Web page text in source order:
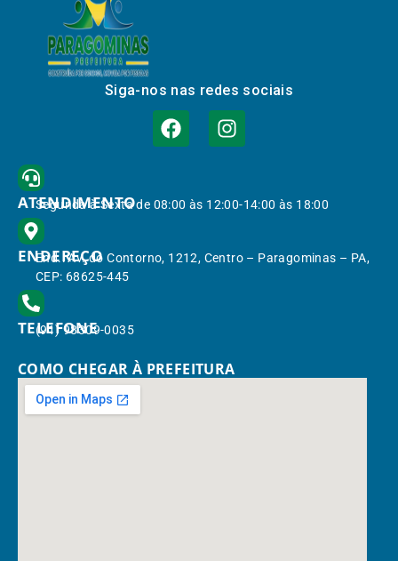
Siga-nos nas redes sociais
ATENDIMENTO
Segunda à Sexta de 08:00 às 12:00-14:00 às 18:00
ENDEREÇO
End.: Av. do Contorno, 1212, Centro – Paragominas – PA,
CEP: 68625-445
TELEFONE
(91) 98309-0035
COMO CHEGAR À PREFEITURA